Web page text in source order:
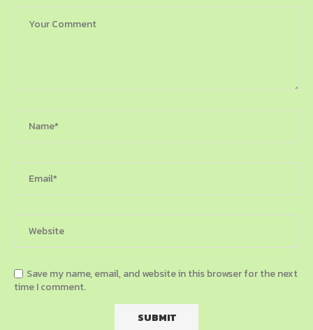
Save my name, email, and website in this browser for the next
time I comment.